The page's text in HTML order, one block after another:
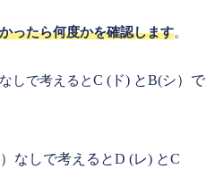
ったら何度かを確認します。
しで考えるとC (ド) とB(シ）で
なしで考えるとD (レ) とC